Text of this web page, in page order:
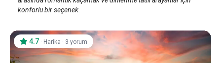
konforlu bir seçenek.
4.7 · Harika · 3 yorum